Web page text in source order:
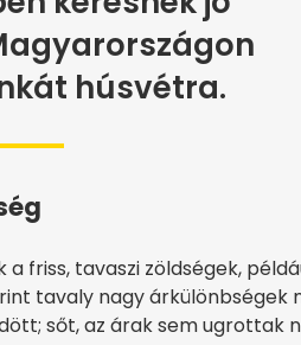
húsvétra.
friss, tavaszi zöldségek,
tavaly nagy árkülönbségek
sőt, az árak sem ugrottak